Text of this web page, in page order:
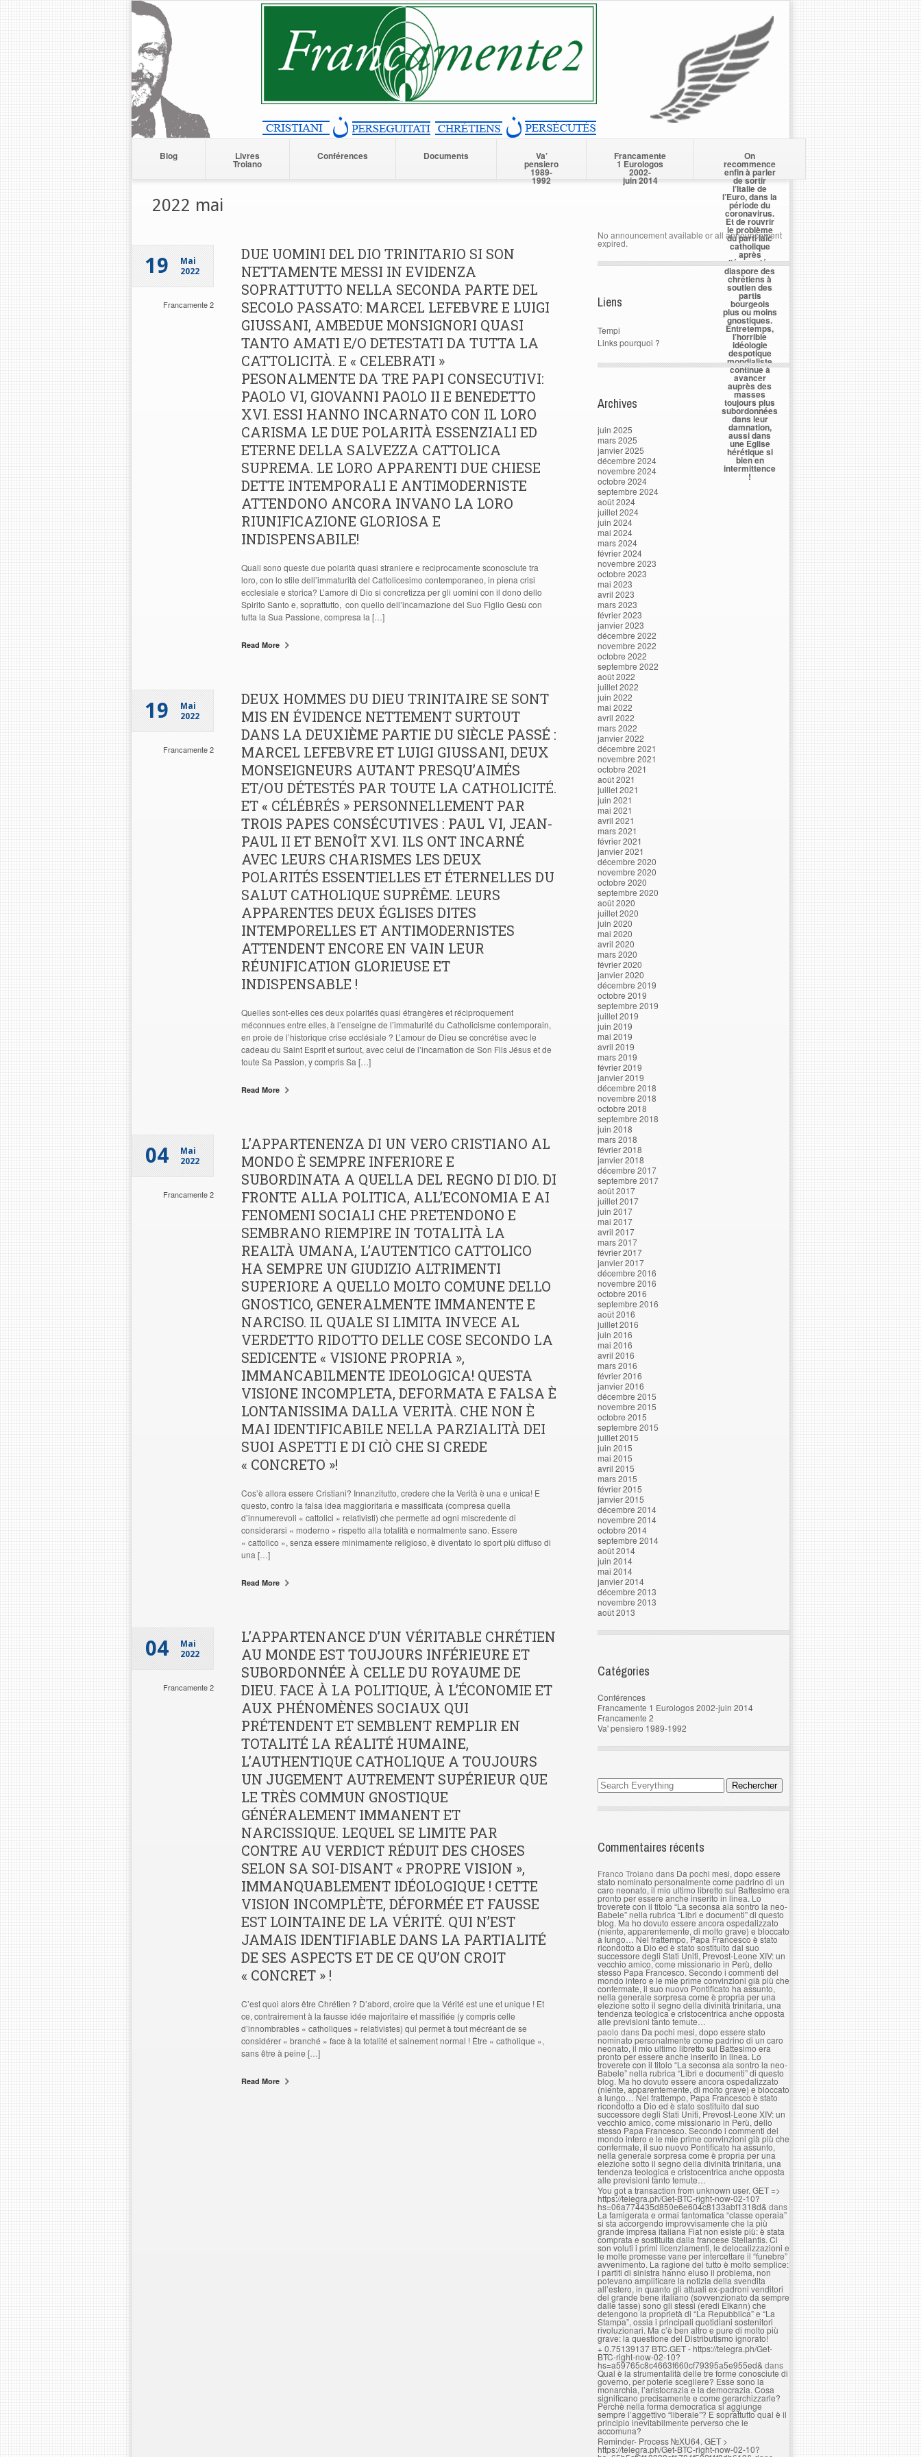
Blog Livres
Troiano
Conférences Documents Va’
pensiero
1989-
1992
Francamente
1 Eurologos
2002-
juin 2014
On
recommence
enfin à parler
de sortir
l’Italie de
l’Euro, dans la
période du
coronavirus.
Et de rouvrir
le problème
du parti laïc
catholique
après
l’écervelée
diaspore des
chrétiens à
soutien des
partis
bourgeois
plus ou moins
gnostiques.
Entretemps,
l’horrible
idéologie
despotique
mondialiste
continue à
avancer
auprès des
masses
toujours plus
subordonnées
dans leur
damnation,
aussi dans
une Eglise
hérétique si
bien en
intermittence
!
2022 mai
19
Mai
2022
Francamente 2
DUE UOMINI DEL DIO TRINITARIO SI SON
NETTAMENTE MESSI IN EVIDENZA
SOPRATTUTTO NELLA SECONDA PARTE DEL
SECOLO PASSATO: MARCEL LEFEBVRE E LUIGI
GIUSSANI, AMBEDUE MONSIGNORI QUASI
TANTO AMATI E/O DETESTATI DA TUTTA LA
CATTOLICITÀ. E « CELEBRATI »
PESONALMENTE DA TRE PAPI CONSECUTIVI:
PAOLO VI, GIOVANNI PAOLO II E BENEDETTO
XVI. ESSI HANNO INCARNATO CON IL LORO
CARISMA LE DUE POLARITÀ ESSENZIALI ED
ETERNE DELLA SALVEZZA CATTOLICA
SUPREMA. LE LORO APPARENTI DUE CHIESE
DETTE INTEMPORALI E ANTIMODERNISTE
ATTENDONO ANCORA INVANO LA LORO
RIUNIFICAZIONE GLORIOSA E
INDISPENSABILE!
Quali sono queste due polarità quasi straniere e reciprocamente sconosciute tra
loro, con lo stile dell’immaturità del Cattolicesimo contemporaneo, in piena crisi
ecclesiale e storica? L’amore di Dio si concretizza per gli uomini con il dono dello
Spirito Santo e, soprattutto, con quello dell’incarnazione del Suo Figlio Gesù con
tutta la Sua Passione, compresa la […]
Read More
19
Mai
2022
Francamente 2
DEUX HOMMES DU DIEU TRINITAIRE SE SONT
MIS EN ÉVIDENCE NETTEMENT SURTOUT
DANS LA DEUXIÈME PARTIE DU SIÈCLE PASSÉ :
MARCEL LEFEBVRE ET LUIGI GIUSSANI, DEUX
MONSEIGNEURS AUTANT PRESQU’AIMÉS
ET/OU DÉTESTÉS PAR TOUTE LA CATHOLICITÉ.
ET « CÉLÉBRÉS » PERSONNELLEMENT PAR
TROIS PAPES CONSÉCUTIVES : PAUL VI, JEAN-
PAUL II ET BENOÎT XVI. ILS ONT INCARNÉ
AVEC LEURS CHARISMES LES DEUX
POLARITÉS ESSENTIELLES ET ÉTERNELLES DU
SALUT CATHOLIQUE SUPRÊME. LEURS
APPARENTES DEUX ÉGLISES DITES
INTEMPORELLES ET ANTIMODERNISTES
ATTENDENT ENCORE EN VAIN LEUR
RÉUNIFICATION GLORIEUSE ET
INDISPENSABLE !
Quelles sont-elles ces deux polarités quasi étrangères et réciproquement
méconnues entre elles, à l’enseigne de l’immaturité du Catholicisme contemporain,
en proie de l’historique crise ecclésiale ? L’amour de Dieu se concrétise avec le
cadeau du Saint Esprit et surtout, avec celui de l’incarnation de Son Fils Jésus et de
toute Sa Passion, y compris Sa […]
Read More
04
Mai
2022
Francamente 2
L’APPARTENENZA DI UN VERO CRISTIANO AL
MONDO È SEMPRE INFERIORE E
SUBORDINATA A QUELLA DEL REGNO DI DIO. DI
FRONTE ALLA POLITICA, ALL’ECONOMIA E AI
FENOMENI SOCIALI CHE PRETENDONO E
SEMBRANO RIEMPIRE IN TOTALITÀ LA
REALTÀ UMANA, L’AUTENTICO CATTOLICO
HA SEMPRE UN GIUDIZIO ALTRIMENTI
SUPERIORE A QUELLO MOLTO COMUNE DELLO
GNOSTICO, GENERALMENTE IMMANENTE E
NARCISO. IL QUALE SI LIMITA INVECE AL
VERDETTO RIDOTTO DELLE COSE SECONDO LA
SEDICENTE « VISIONE PROPRIA »,
IMMANCABILMENTE IDEOLOGICA! QUESTA
VISIONE INCOMPLETA, DEFORMATA E FALSA È
LONTANISSIMA DALLA VERITÀ. CHE NON È
MAI IDENTIFICABILE NELLA PARZIALITÀ DEI
SUOI ASPETTI E DI CIÒ CHE SI CREDE
« CONCRETO »!
Cos’è allora essere Cristiani? Innanzitutto, credere che la Verità è una e unica! E
questo, contro la falsa idea maggioritaria e massificata (compresa quella
d’innumerevoli « cattolici » relativisti) che permette ad ogni miscredente di
considerarsi « moderno » rispetto alla totalità e normalmente sano. Essere
« cattolico », senza essere minimamente religioso, è diventato lo sport più diffuso di
una […]
Read More
04
Mai
2022
Francamente 2
L’APPARTENANCE D’UN VÉRITABLE CHRÉTIEN
AU MONDE EST TOUJOURS INFÉRIEURE ET
SUBORDONNÉE À CELLE DU ROYAUME DE
DIEU. FACE À LA POLITIQUE, À L’ÉCONOMIE ET
AUX PHÉNOMÈNES SOCIAUX QUI
PRÉTENDENT ET SEMBLENT REMPLIR EN
TOTALITÉ LA RÉALITÉ HUMAINE,
L’AUTHENTIQUE CATHOLIQUE A TOUJOURS
UN JUGEMENT AUTREMENT SUPÉRIEUR QUE
LE TRÈS COMMUN GNOSTIQUE
GÉNÉRALEMENT IMMANENT ET
NARCISSIQUE. LEQUEL SE LIMITE PAR
CONTRE AU VERDICT RÉDUIT DES CHOSES
SELON SA SOI-DISANT « PROPRE VISION »,
IMMANQUABLEMENT IDÉOLOGIQUE ! CETTE
VISION INCOMPLÈTE, DÉFORMÉE ET FAUSSE
EST LOINTAINE DE LA VÉRITÉ. QUI N’EST
JAMAIS IDENTIFIABLE DANS LA PARTIALITÉ
DE SES ASPECTS ET DE CE QU’ON CROIT
« CONCRET » !
C’est quoi alors être Chrétien ? D’abord, croire que la Vérité est une et unique ! Et
ce, contrairement à la fausse idée majoritaire et massifiée (y compris celle
d’innombrables « catholiques » relativistes) qui permet à tout mécréant de se
considérer « branché » face à la totalité et sainement normal ! Être « catholique »,
sans être à peine […]
Read More
No announcement available or all announcement
expired.
Liens
Tempi
Links pourquoi ?
Archives
juin 2025
mars 2025
janvier 2025
décembre 2024
novembre 2024
octobre 2024
septembre 2024
août 2024
juillet 2024
juin 2024
mai 2024
mars 2024
février 2024
novembre 2023
octobre 2023
mai 2023
avril 2023
mars 2023
février 2023
janvier 2023
décembre 2022
novembre 2022
octobre 2022
septembre 2022
août 2022
juillet 2022
juin 2022
mai 2022
avril 2022
mars 2022
janvier 2022
décembre 2021
novembre 2021
octobre 2021
août 2021
juillet 2021
juin 2021
mai 2021
avril 2021
mars 2021
février 2021
janvier 2021
décembre 2020
novembre 2020
octobre 2020
septembre 2020
août 2020
juillet 2020
juin 2020
mai 2020
avril 2020
mars 2020
février 2020
janvier 2020
décembre 2019
octobre 2019
septembre 2019
juillet 2019
juin 2019
mai 2019
avril 2019
mars 2019
février 2019
janvier 2019
décembre 2018
novembre 2018
octobre 2018
septembre 2018
juin 2018
mars 2018
février 2018
janvier 2018
décembre 2017
septembre 2017
août 2017
juillet 2017
juin 2017
mai 2017
avril 2017
mars 2017
février 2017
janvier 2017
décembre 2016
novembre 2016
octobre 2016
septembre 2016
août 2016
juillet 2016
juin 2016
mai 2016
avril 2016
mars 2016
février 2016
janvier 2016
décembre 2015
novembre 2015
octobre 2015
septembre 2015
juillet 2015
juin 2015
mai 2015
avril 2015
mars 2015
février 2015
janvier 2015
décembre 2014
novembre 2014
octobre 2014
septembre 2014
août 2014
juin 2014
mai 2014
janvier 2014
décembre 2013
novembre 2013
août 2013
Catégories
Conférences
Francamente 1 Eurologos 2002-juin 2014
Francamente 2
Va' pensiero 1989-1992
Commentaires récents
Franco Troiano dans Da pochi mesi, dopo essere
stato nominato personalmente come padrino di un
caro neonato, il mio ultimo libretto sul Battesimo era
pronto per essere anche inserito in linea. Lo
troverete con il titolo “La seconsa ala sontro la neo-
Babele” nella rubrica “Libri e documenti” di questo
blog. Ma ho dovuto essere ancora ospedalizzato
(niente, apparentemente, di molto grave) e bloccato
a lungo… Nel frattempo, Papa Francesco è stato
ricondotto a Dio ed è stato sostituito dal suo
successore degli Stati Uniti, Prevost-Leone XIV: un
vecchio amico, come missionario in Perù, dello
stesso Papa Francesco. Secondo i commenti del
mondo intero e le mie prime convinzioni già più che
confermate, il suo nuovo Pontificato ha assunto,
nella generale sorpresa come è propria per una
elezione sotto il segno della divinità trinitaria, una
tendenza teologica e cristocentrica anche opposta
alle previsioni tanto temute…
paolo dans Da pochi mesi, dopo essere stato
nominato personalmente come padrino di un caro
neonato, il mio ultimo libretto sul Battesimo era
pronto per essere anche inserito in linea. Lo
troverete con il titolo “La seconsa ala sontro la neo-
Babele” nella rubrica “Libri e documenti” di questo
blog. Ma ho dovuto essere ancora ospedalizzato
(niente, apparentemente, di molto grave) e bloccato
a lungo… Nel frattempo, Papa Francesco è stato
ricondotto a Dio ed è stato sostituito dal suo
successore degli Stati Uniti, Prevost-Leone XIV: un
vecchio amico, come missionario in Perù, dello
stesso Papa Francesco. Secondo i commenti del
mondo intero e le mie prime convinzioni già più che
confermate, il suo nuovo Pontificato ha assunto,
nella generale sorpresa come è propria per una
elezione sotto il segno della divinità trinitaria, una
tendenza teologica e cristocentrica anche opposta
alle previsioni tanto temute…
You got a transaction from unknown user. GЕТ =>
https://telegra.ph/Get-BTC-right-now-02-10?
hs=06a774435d850e6e604c8133abf1318d& dans
La famigerata e ormai fantomatica “classe operaia”
si sta accorgendo improvvisamente che la più
grande impresa italiana Fiat non esiste più: è stata
comprata e sostituita dalla francese Stellantis. Ci
son voluti i primi licenziamenti, le delocalizzazioni e
le molte promesse vane per intercettare il “funebre”
avvenimento. La ragione del tutto è molto semplice:
i partiti di sinistra hanno eluso il problema, non
potevano amplificare la notizia della svendita
all’estero, in quanto gli attuali ex-padroni venditori
del grande bene italiano (sovvenzionato da sempre
dalle tasse) sono gli stessi (eredi Elkann) che
detengono la proprietà di “La Repubblica” e “La
Stampa”, ossia i principali quotidiani sostenitori
rivoluzionari. Ma c’è ben altro e pure di molto più
grave: la questione del Distributismo ignorato!
+ 0.75139137 BTC.GET - https://telegra.ph/Get-
BTC-right-now-02-10?
hs=a59765c8c4663f660cf79395a5e955ed& dans
Qual è la strumentalità delle tre forme conosciute di
governo, per poterle scegliere? Esse sono la
monarchia, l’aristocrazia e la democrazia. Cosa
significano precisamente e come gerarchizzarle?
Perchè nella forma democratica si aggiunge
sempre l’aggettivo “liberale”? E soprattutto qual è il
principio inevitabilmente perverso che le
accomuna?
Reminder- Process №XU64. GET >
https://telegra.ph/Get-BTC-right-now-02-10?